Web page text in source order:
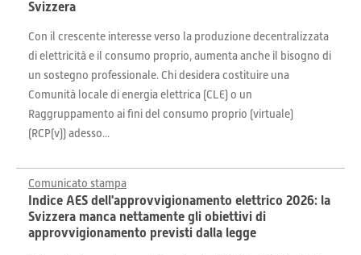
Svizzera
Con il crescente interesse verso la produzione decentralizzata
di elettricità e il consumo proprio, aumenta anche il bisogno di
un sostegno professionale. Chi desidera costituire una
Comunità locale di energia elettrica (CLE) o un
Raggruppamento ai fini del consumo proprio (virtuale)
(RCP(v)) adesso...
Comunicato stampa
Indice AES dell'approvvigionamento elettrico 2026: la
Svizzera manca nettamente gli obiettivi di
approvvigionamento previsti dalla legge